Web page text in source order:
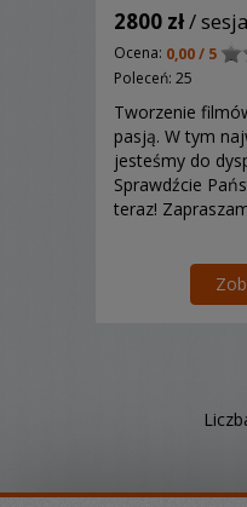
2800 zł/ sesja
Ocena: 0,00 / 5
Poleceń: 25
Tworzenie
pasją. W tym
jesteśmy do
Sprawdźcie
teraz!